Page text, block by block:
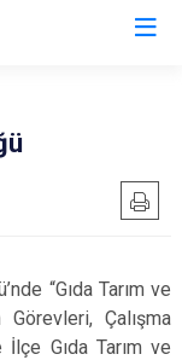
“Gıda Tarım ve
Görevleri, Çalışma
Gıda Tarım ve